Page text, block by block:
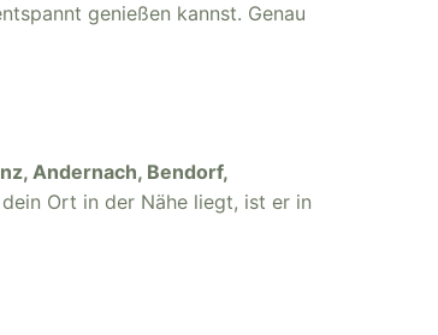
genießen kannst. Genau
Andernach, Bendorf,
dein Ort in der Nähe liegt, ist er in